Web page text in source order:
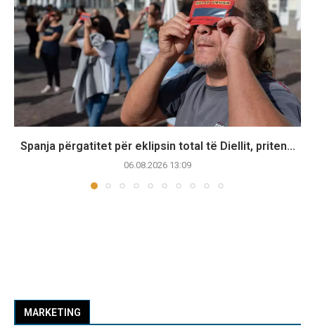
Spanja përgatitet për eklipsin total të Diellit, priten...
06.08.2026 13:09
MARKETING